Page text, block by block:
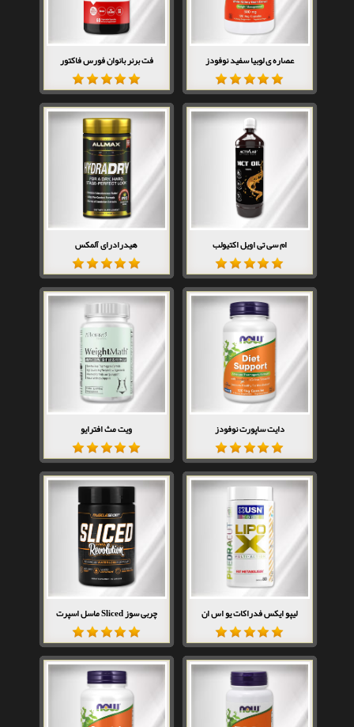
عصاره ی لوبیا سفید نوفودز فت برنر بانوان فورس فاکتور
ام سی تی اویل اکتیولب هیدرادرای آلمکس
دایت ساپورت نوفودز ویت مث افترایو
لیپو ایکس فدراکات یو اس ان چربی سوز Sliced ماسل اسپرت